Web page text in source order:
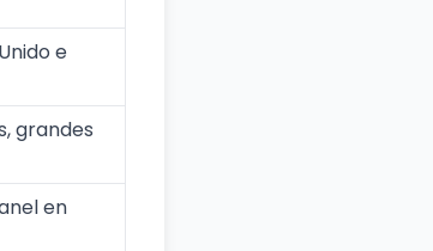
e
grandes
en